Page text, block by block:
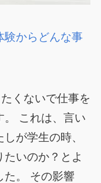
験からどんな事
くないで仕事を
。 これは、言い
が学生の時、
いのか？とよ
た。 その影響